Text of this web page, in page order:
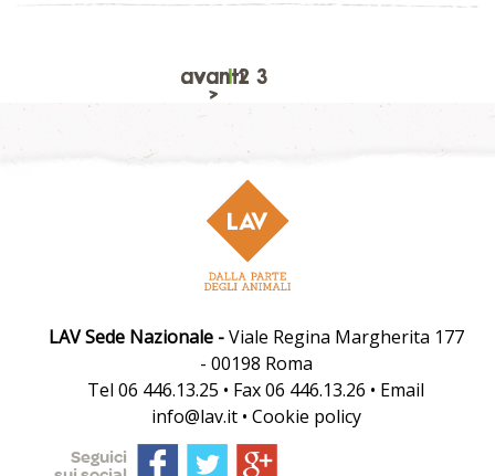
1 2 3
avanti
>
LAV Sede Nazionale -Viale Regina Margherita 177
- 00198 Roma
Tel 06 446.13.25 • Fax 06 446.13.26 • Email
info@lav.it • Cookie policy
Seguici